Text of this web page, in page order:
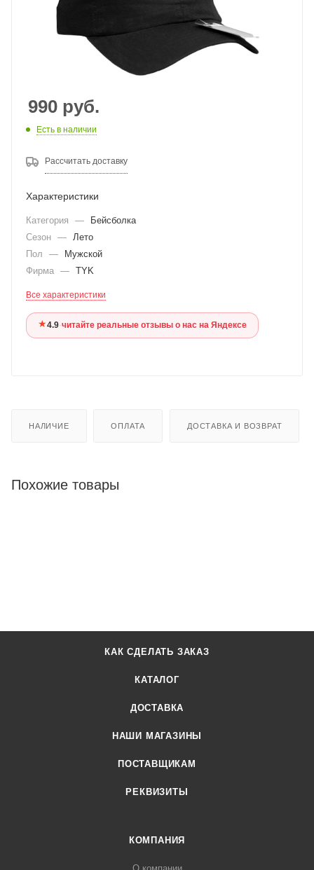
990 руб.
Есть в наличии
Рассчитать доставку
Характеристики
Категория —
Бейсболка
Сезон —
Лето
Пол
—
Мужской
Фирма — TYK
Все характеристики
★4.9·читайте реальные отзывы о нас на Яндексе
НАЛИЧИЕ ОПЛАТА ДОСТАВКА И ВОЗВРАТ
Похожие товары
КАК СДЕЛАТЬ ЗАКАЗ
КАТАЛОГ
ДОСТАВКА
НАШИ МАГАЗИНЫ
ПОСТАВЩИКАМ
РЕКВИЗИТЫ
КОМПАНИЯ